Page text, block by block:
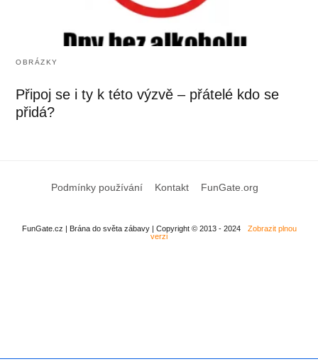
OBRÁZKY
Připoj se i ty k této výzvě – přátelé kdo se
přidá?
Podmínky používání Kontakt FunGate.org
FunGate.cz | Brána do světa zábavy | Copyright © 2013 - 2024
Zobrazit plnou
verzi